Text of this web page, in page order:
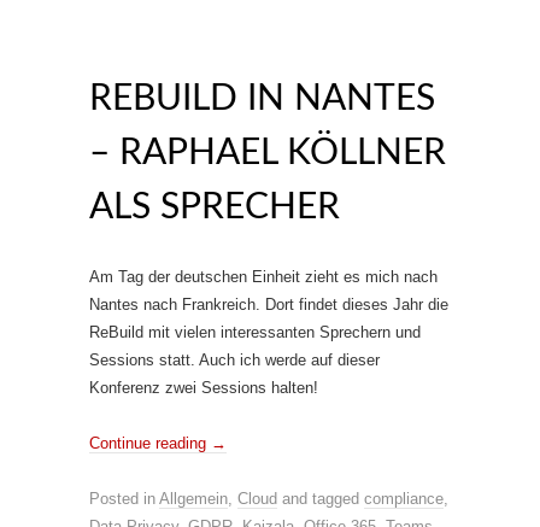
REBUILD IN NANTES
– RAPHAEL KÖLLNER
ALS SPRECHER
Am Tag der deutschen Einheit zieht es mich nach
Nantes nach Frankreich. Dort findet dieses Jahr die
ReBuild mit vielen interessanten Sprechern und
Sessions statt. Auch ich werde auf dieser
Konferenz zwei Sessions halten!
Continue reading →
Posted in Allgemein, Cloud and tagged compliance,